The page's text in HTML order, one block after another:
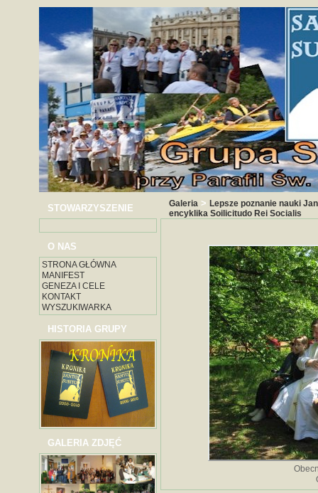
STOWARZYSZENIE
O NAS
STRONA GŁÓWNA
MANIFEST
GENEZA I CELE
KONTAKT
WYSZUKIWARKA
HISTORIA GRUPY
GALERIA ZDJĘĆ
Galeria > Lepsze poznanie nauki
encyklika Soilicitudo Rei Socialis